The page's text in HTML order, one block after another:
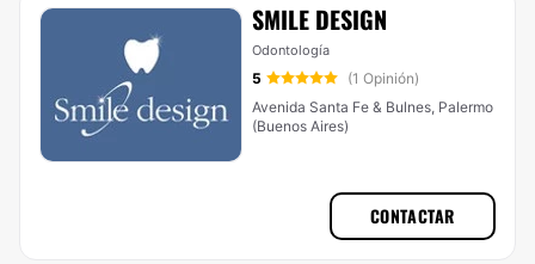
SMILE DESIGN
Odontología
5
(1 Opinión)
Avenida Santa Fe & Bulnes, Palermo
(Buenos Aires)
CONTACTAR